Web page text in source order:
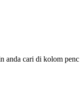
cari di kolom